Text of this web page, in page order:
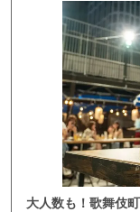
大人数も！歌舞伎